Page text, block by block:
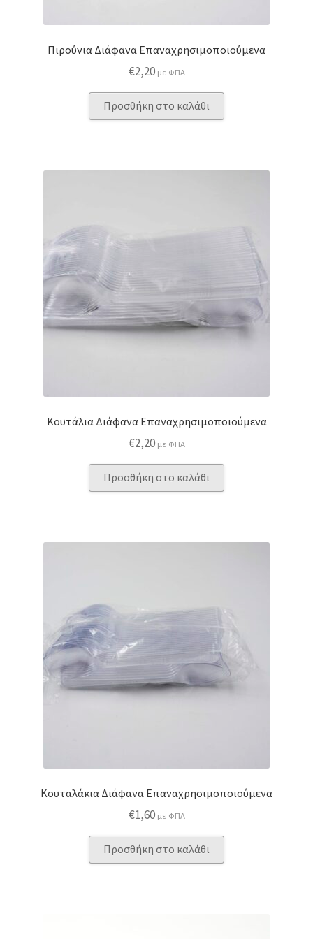
Πιρούνια Διάφανα Επαναχρησιμοποιούμενα
€2,20 με ΦΠΑ
Προσθήκη στο καλάθι
Κουτάλια Διάφανα Επαναχρησιμοποιούμενα
€2,20 με ΦΠΑ
Προσθήκη στο καλάθι
Κουταλάκια Διάφανα Επαναχρησιμοποιούμενα
€1,60 με ΦΠΑ
Προσθήκη στο καλάθι